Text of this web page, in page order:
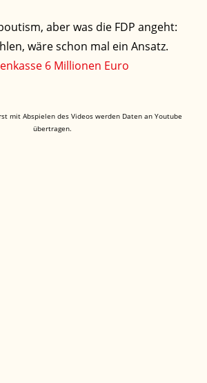
aber was die FDP angeht:
wäre schon mal ein Ansatz.
6 Millionen Euro
mit Abspielen des Videos werden Daten an Youtube
übertragen.